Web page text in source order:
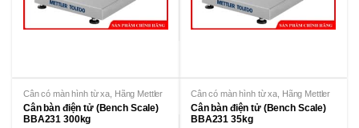
Cân có màn hình từ xa Hãng Mettler
Toledo
Cân bàn điện tử (Bench Scale)
BBA231 300kg
Cân có màn hình từ xa Hãng Mettler
Toledo
Cân bàn điện tử (Bench Scale)
BBA231 35kg